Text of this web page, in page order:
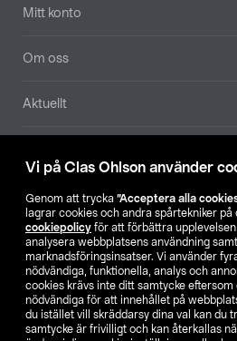
Vi på Clas Ohlson använder
Genom att trycka ”Acceptera alla
lagrar cookies och andra spårtekniker på
cookiepolicy för att förbättra upplevelsen
analysera webbplatsens användning
marknadsföringsinsatser. Vi använder
nödvändiga, funktionella, analys och
cookies krävs inte ditt samtycke eftersom
nödvändiga för att innehållet på
du istället vill skräddarsy dina val kan du
samtycke är frivilligt och kan återkallas
Mitt konto
Om oss
Aktuellt
Hitta
SE NO FI